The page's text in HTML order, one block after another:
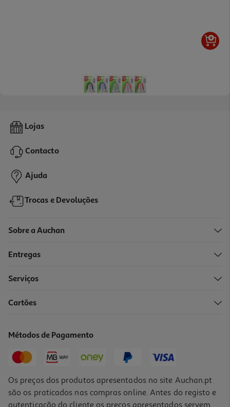
Saca Agrafos Auchan Cores Sortidas
1,35 €
Lojas
Contacto
Ajuda
Trocas e Devoluções
Sobre a Auchan
Entregas
Serviços
Cartões
Métodos de Pagamento
Os preços dos produtos apresentados no site Auchan.pt
são os praticados nas compras online. Antes do registo e
autenticação do cliente os preços apresentados servem